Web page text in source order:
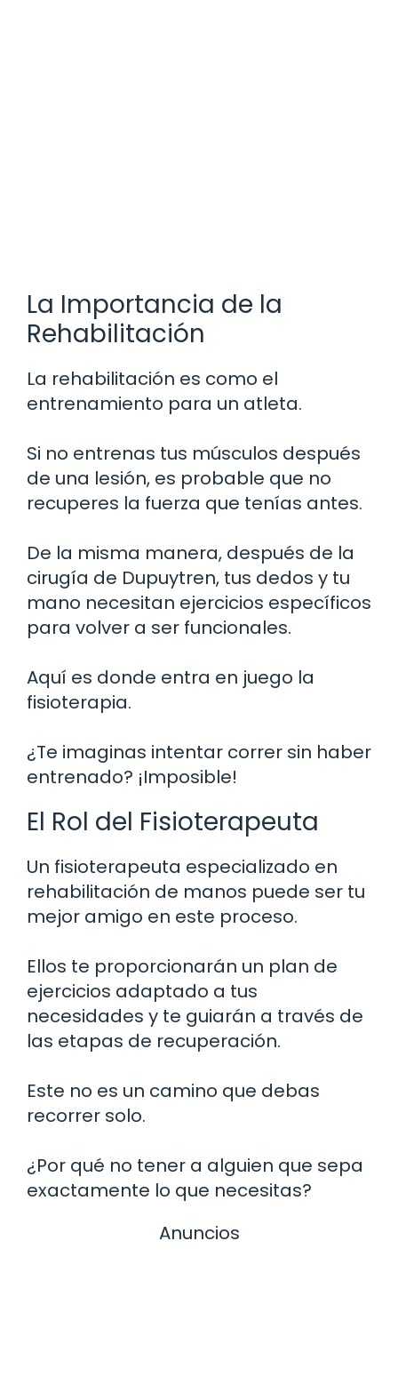
La Importancia de la
Rehabilitación
La rehabilitación es como el
entrenamiento para un atleta.
Si no entrenas tus músculos después
de una lesión, es probable que no
recuperes la fuerza que tenías antes.
De la misma manera, después de la
cirugía de Dupuytren, tus dedos y tu
mano necesitan ejercicios específicos
para volver a ser funcionales.
Aquí es donde entra en juego la
fisioterapia.
¿Te imaginas intentar correr sin haber
entrenado? ¡Imposible!
El Rol del Fisioterapeuta
Un fisioterapeuta especializado en
rehabilitación de manos puede ser tu
mejor amigo en este proceso.
Ellos te proporcionarán un plan de
ejercicios adaptado a tus
necesidades y te guiarán a través de
las etapas de recuperación.
Este no es un camino que debas
recorrer solo.
¿Por qué no tener a alguien que sepa
exactamente lo que necesitas?
Anuncios